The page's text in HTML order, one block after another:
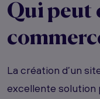
Qui peut
La création d’un
excellente solution